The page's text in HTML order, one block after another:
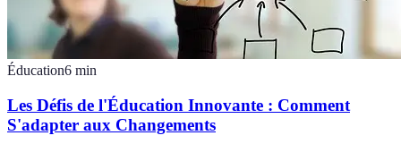
Éducation6 min
Les Défis de l'Éducation Innovante : Comment
S'adapter aux Changements